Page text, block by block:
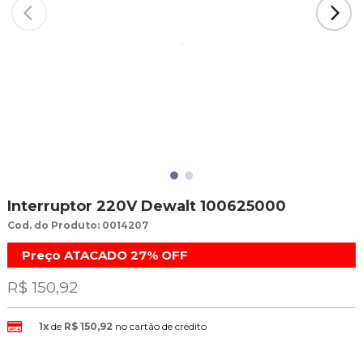
Interruptor 220V Dewalt 100625000
Cod. do Produto: 0014207
Preço ATACADO 27% OFF
R$ 150,92
1xde R$ 150,92 no cartão de crédito